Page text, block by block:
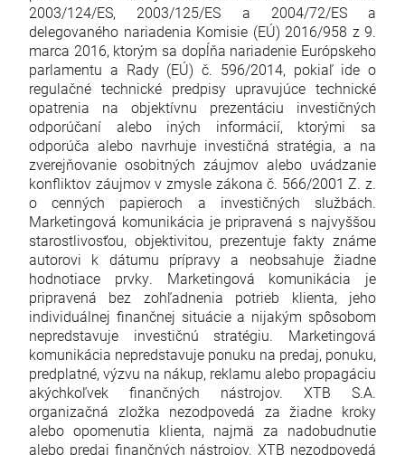
2003/124/ES, 2003/125/ES a 2004/72/ES a
delegovaného nariadenia Komisie (EÚ) 2016/958 z 9.
marca 2016, ktorým sa dopĺňa nariadenie Európskeho
parlamentu a Rady (EÚ) č. 596/2014, pokiaľ ide o
regulačné technické predpisy upravujúce technické
opatrenia na objektívnu prezentáciu investičných
odporúčaní alebo iných informácií, ktorými sa
odporúča alebo navrhuje investičná stratégia, a na
zverejňovanie osobitných záujmov alebo uvádzanie
konfliktov záujmov v zmysle zákona č. 566/2001 Z. z.
o cenných papieroch a investičných službách.
Marketingová komunikácia je pripravená s najvyššou
starostlivosťou, objektivitou, prezentuje fakty známe
autorovi k dátumu prípravy a neobsahuje žiadne
hodnotiace prvky. Marketingová komunikácia je
pripravená bez zohľadnenia potrieb klienta, jeho
individuálnej finančnej situácie a nijakým spôsobom
nepredstavuje investičnú stratégiu. Marketingová
komunikácia nepredstavuje ponuku na predaj, ponuku,
predplatné, výzvu na nákup, reklamu alebo propagáciu
akýchkoľvek finančných nástrojov. XTB S.A.
organizačná zložka nezodpovedá za žiadne kroky
alebo opomenutia klienta, najmä za nadobudnutie
alebo predaj finančných nástrojov. XTB nezodpovedá